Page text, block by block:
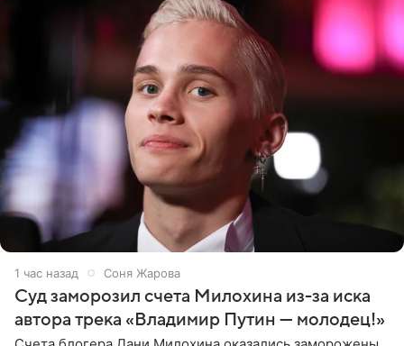
1 час назад Соня Жарова
Суд заморозил счета Милохина из-за иска
автора трека «Владимир Путин — молодец!»